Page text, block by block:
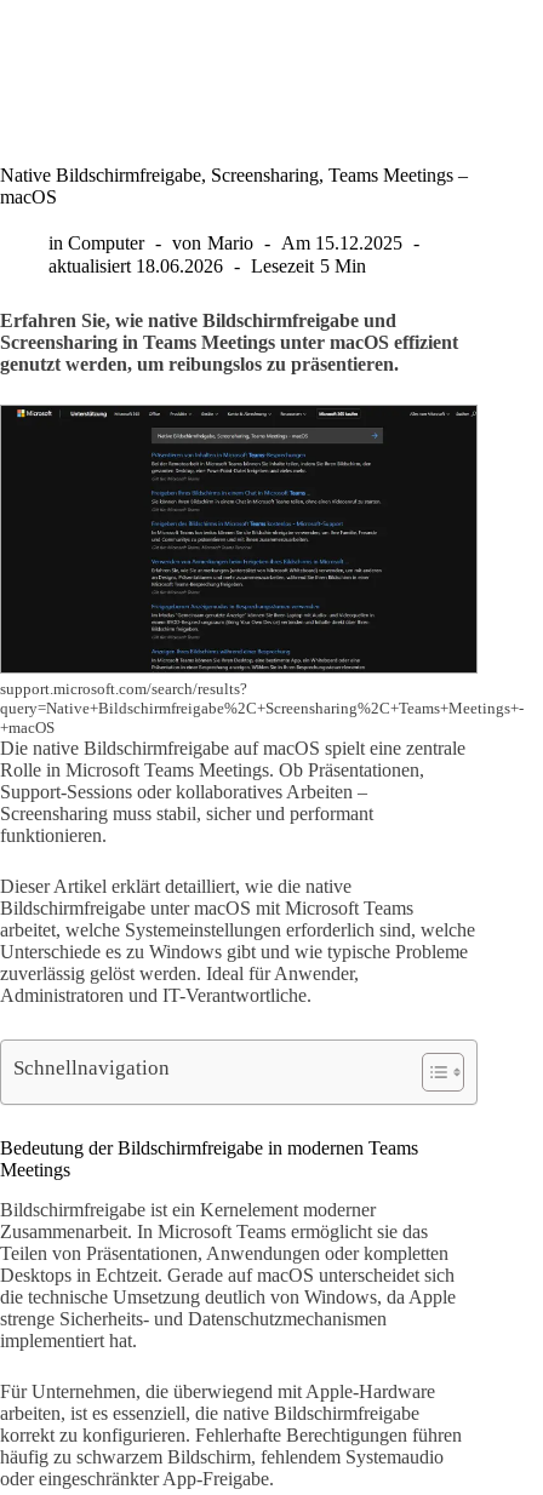
Native Bildschirmfreigabe, Screensharing, Teams Meetings –
macOS
in Computer von Mario Am 15.12.2025
aktualisiert 18.06.2026 Lesezeit 5 Min
Erfahren Sie, wie native Bildschirmfreigabe und
Screensharing in Teams Meetings unter macOS effizient
genutzt werden, um reibungslos zu präsentieren.
support.microsoft.com/search/results?
query=Native+Bildschirmfreigabe%2C+Screensharing%2C+Teams+Meetings+-
+macOS
Die native Bildschirmfreigabe auf macOS spielt eine zentrale
Rolle in Microsoft Teams Meetings. Ob Präsentationen,
Support-Sessions oder kollaboratives Arbeiten –
Screensharing muss stabil, sicher und performant
funktionieren.
Dieser Artikel erklärt detailliert, wie die native
Bildschirmfreigabe unter macOS mit Microsoft Teams
arbeitet, welche Systemeinstellungen erforderlich sind, welche
Unterschiede es zu Windows gibt und wie typische Probleme
zuverlässig gelöst werden. Ideal für Anwender,
Administratoren und IT-Verantwortliche.
Schnellnavigation
Bedeutung der Bildschirmfreigabe in modernen Teams
Meetings
Bildschirmfreigabe ist ein Kernelement moderner
Zusammenarbeit. In Microsoft Teams ermöglicht sie das
Teilen von Präsentationen, Anwendungen oder kompletten
Desktops in Echtzeit. Gerade auf macOS unterscheidet sich
die technische Umsetzung deutlich von Windows, da Apple
strenge Sicherheits- und Datenschutzmechanismen
implementiert hat.
Für Unternehmen, die überwiegend mit Apple-Hardware
arbeiten, ist es essenziell, die native Bildschirmfreigabe
korrekt zu konfigurieren. Fehlerhafte Berechtigungen führen
häufig zu schwarzem Bildschirm, fehlendem Systemaudio
oder eingeschränkter App-Freigabe.